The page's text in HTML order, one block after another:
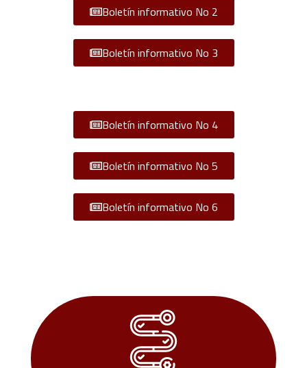
Boletín informativo No 2
Boletín informativo No 3
Boletín informativo No 4
Boletín informativo No 5
Boletín informativo No 6